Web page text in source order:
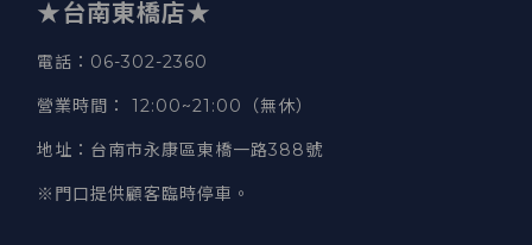
★台南東橋店★
電話 ：06-302-2360
營業時間 ： 12:00~21:00（無休）
地址 ：台南市永康區東橋一路388號
※門口提供顧客臨時停車。